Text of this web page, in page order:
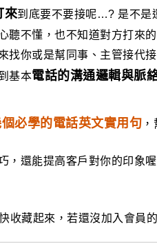
來到底要不要接呢…? 是不是
聽不懂，也不知道對方打來
找你或是幫同事、主管接代接
基本電話的溝通邏輯與脈
必學的電話英文實用句
，還能提高客戶對你的印象喔
收藏起來，若還沒加入會員